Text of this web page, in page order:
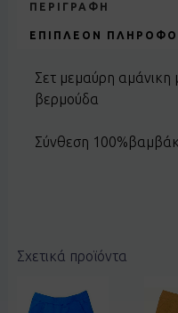
ΠΕΡΙΓΡΑΦΉ
ΕΠΙΠΛΈΟΝ
Σετ μεμαύρη αμάνικη
βερμούδα
Σύνθεση
Σχετικά προϊόντα